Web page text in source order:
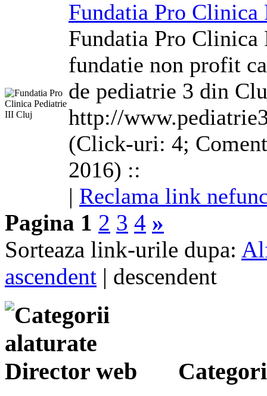
Fundatia Pro
Fundatia Pro
fundatie non profit
de pediatrie 3 din
http://
(Click-uri: 4;
2016) ::
| Reclama link
Pagina 1 2 3 4 »
Sorteaza link-urile dupa:
ascendent | descendent